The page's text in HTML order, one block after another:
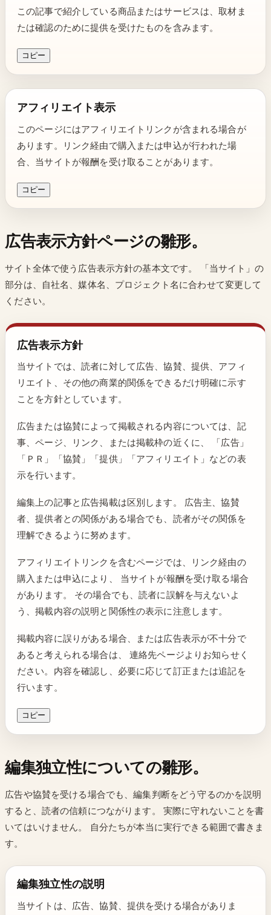
この記事で紹介している商品またはサービスは、取材ま
たは確認のために提供を受けたものを含みます。
コピー
アフィリエイト表示
このページにはアフィリエイトリンクが含まれる場合が
あります。リンク経由で購入または申込が行われた場
合、当サイトが報酬を受け取ることがあります。
コピー
広告表示方針ページの雛形。
サイト全体で使う広告表示方針の基本文です。 「当サイト」の
部分は、自社名、媒体名、プロジェクト名に合わせて変更して
ください。
広告表示方針
当サイトでは、読者に対して広告、協賛、提供、アフィ
リエイト、その他の商業的関係をできるだけ明確に示す
ことを方針としています。
広告または協賛によって掲載される内容については、記
事、ページ、リンク、または掲載枠の近くに、 「広告」
「ＰＲ」「協賛」「提供」「アフィリエイト」などの表
示を行います。
編集上の記事と広告掲載は区別します。 広告主、協賛
者、提供者との関係がある場合でも、読者がその関係を
理解できるように努めます。
アフィリエイトリンクを含むページでは、リンク経由の
購入または申込により、 当サイトが報酬を受け取る場合
があります。 その場合でも、読者に誤解を与えないよ
う、掲載内容の説明と関係性の表示に注意します。
掲載内容に誤りがある場合、または広告表示が不十分で
あると考えられる場合は、 連絡先ページよりお知らせく
ださい。内容を確認し、必要に応じて訂正または追記を
行います。
コピー
編集独立性についての雛形。
広告や協賛を受ける場合でも、編集判断をどう守るのかを説明
すると、読者の信頼につながります。 実際に守れないことを書
いてはいけません。 自分たちが本当に実行できる範囲で書きま
す。
編集独立性の説明
当サイトは、広告、協賛、提供を受ける場合がありま